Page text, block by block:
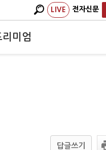
LIVE 전자신문
리미엄
답글쓰기